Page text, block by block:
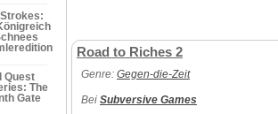
Quest
The
Gate
Road to Riches 2
Genre: Gegen-die-Zeit
Bei Subversive Games